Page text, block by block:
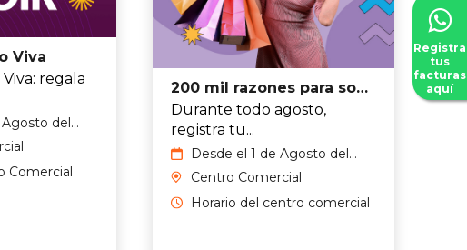
Viva
regala
Agosto del
de Agosto
Comercial
200 mil razones para sonreír
Durante todo agosto,
registra tu...
Desde el 1 de Agosto del
2026 hasta el 31 de Agosto
del 2026
Centro Comercial
Horario del centro comercial
Registra
tus
facturas
aquí